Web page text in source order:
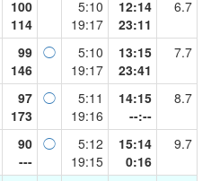
100
114
5:10
19:17
12:14
23:11
6.7
99
146
◯
5:10
19:17
13:15
23:41
7.7
97
173
◯
5:11
19:16
14:15
--:--
8.7
90
---
◯
5:12
19:15
15:14
0:16
9.7